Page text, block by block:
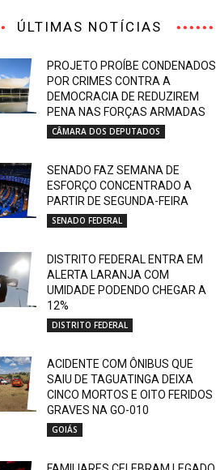
ÚLTIMAS NOTÍCIAS
PROJETO PROÍBE CONDENADOS
POR CRIMES CONTRA A
DEMOCRACIA DE REDUZIREM
PENA NAS FORÇAS ARMADAS
CÂMARA DOS DEPUTADOS
SENADO FAZ SEMANA DE
ESFORÇO CONCENTRADO A
PARTIR DE SEGUNDA-FEIRA
SENADO FEDERAL
DISTRITO FEDERAL ENTRA EM
ALERTA LARANJA COM
UMIDADE PODENDO CHEGAR A
12%
DISTRITO FEDERAL
ACIDENTE COM ÔNIBUS QUE
SAIU DE TAGUATINGA DEIXA
CINCO MORTOS E OITO FERIDOS
GRAVES NA GO-010
GOIÁS